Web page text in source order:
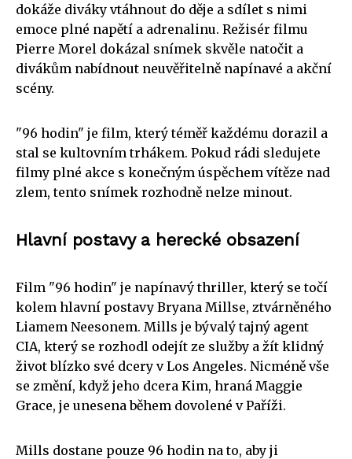
dokáže diváky vtáhnout do děje a sdílet s nimi
emoce plné napětí a adrenalinu. Režisér filmu
Pierre Morel dokázal snímek skvěle natočit a
divákům nabídnout neuvěřitelně napínavé a akční
scény.
"96 hodin" je film, který téměř každému dorazil a
stal se kultovním trhákem. Pokud rádi sledujete
filmy plné akce s konečným úspěchem vítěze nad
zlem, tento snímek rozhodně nelze minout.
Hlavní postavy a herecké obsazení
Film "96 hodin" je napínavý thriller, který se točí
kolem hlavní postavy Bryana Millse, ztvárněného
Liamem Neesonem. Mills je bývalý tajný agent
CIA, který se rozhodl odejít ze služby a žít klidný
život blízko své dcery v Los Angeles. Nicméně vše
se změní, když jeho dcera Kim, hraná Maggie
Grace, je unesena během dovolené v Paříži.
Mills dostane pouze 96 hodin na to, aby ji